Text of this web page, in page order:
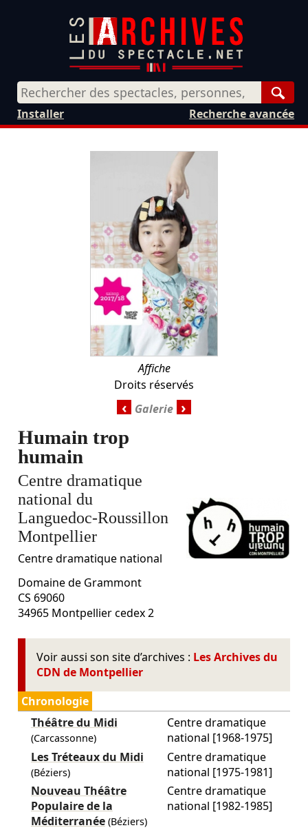
Recherche avancée
Installer
Affiche
Droits réservés
‹ ›
Humain trop
humain
Centre dramatique
national du
Languedoc-Roussillon
Montpellier
Centre dramatique national
Domaine de Grammont
CS 69060
34965 Montpellier cedex 2
Voir aussi son site d’archives : Les Archives du
CDN de Montpellier
Chronologie
Théâtre du Midi
(Carcassonne)
Centre dramatique
national [1968-1975]
Les Tréteaux du Midi
(Béziers)
Centre dramatique
national [1975-1981]
Nouveau Théâtre
Populaire de la
Méditerranée(Béziers)
Centre dramatique
national [1982-1985]